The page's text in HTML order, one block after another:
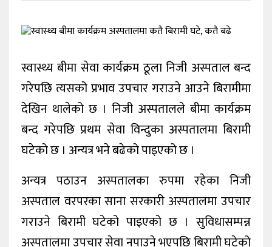
स्वास्थ्य बीमा सेवा कार्यक्रम ठूला निजी अस्पताल बन्द
गरेपछि त्यसको प्रभाव उपचार गराउने आउने बिरामीमा
देखिन थालेको छ । निजी अस्पतालले बीमा कार्यक्रम
बन्द गरेपछि प्रथम सेवा विन्दुका अस्पतालमा बिरामी
घटेको छ । अन्यत्र भने बढेको पाइएको छ ।
अन्यत्र पठाउन अस्पतालका रुपमा रहेका निजी
अस्पताल वरपरका साना सरकारी अस्पतालमा उपचार
गराउने बिरामी घटेको पाइएको छ । सुविधासम्पन्न